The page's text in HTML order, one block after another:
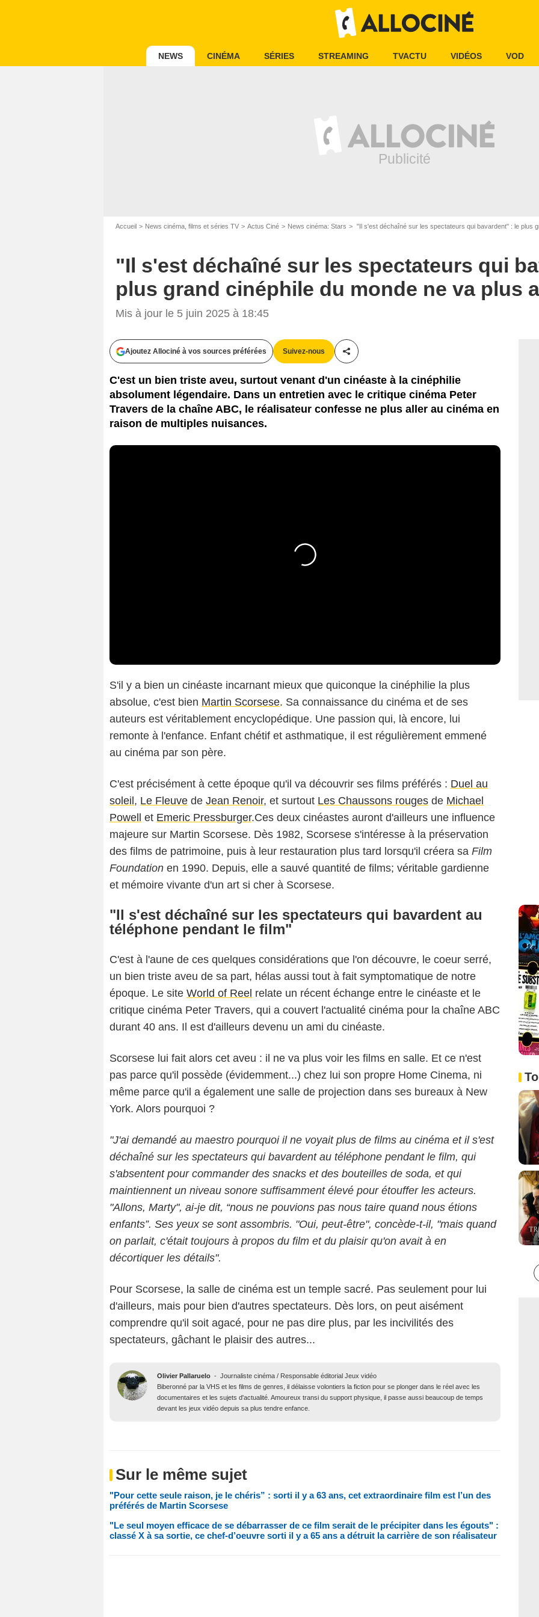
NEWS CINÉMA SÉRIES STREAMING TVACTU VIDÉOS VOD
Accueil News cinéma, films et séries TV Actus Ciné News cinéma: Stars "Il s'est déchaîné sur les spectateurs qui bavardent" : le plus
"Il s'est déchaîné sur les spectateurs qui
plus grand cinéphile du monde ne va plus
Mis à jour le 5 juin 2025 à 18:45
Ajoutez Allociné à vos sources préférées Suivez-nous
Partager cet article
C'est un bien triste aveu, surtout venant d'un cinéaste à la cinéphilie
absolument légendaire. Dans un entretien avec le critique cinéma Peter
Travers de la chaîne ABC, le réalisateur confesse ne plus aller au cinéma en
raison de multiples nuisances.
S'il y a bien un cinéaste incarnant mieux que quiconque la cinéphilie la plus
absolue, c'est bien Martin Scorsese. Sa connaissance du cinéma et de ses
auteurs est véritablement encyclopédique. Une passion qui, là encore, lui
remonte à l'enfance. Enfant chétif et asthmatique, il est régulièrement emmené
au cinéma par son père.
C'est précisément à cette époque qu'il va découvrir ses films préférés : Duel au
soleil , Le Fleuve de Jean Renoir, et surtout Les Chaussons rouges de Michael
Powell
et Emeric Pressburger.Ces deux cinéastes auront d'ailleurs une influence
majeure sur Martin Scorsese. Dès 1982, Scorsese s'intéresse à la préservation
des films de patrimoine, puis à leur restauration plus tard lorsqu'il créera sa Film
Foundation en 1990. Depuis, elle a sauvé quantité de films; véritable gardienne
et mémoire vivante d'un art si cher à Scorsese.
"Il s'est déchaîné sur les spectateurs qui bavardent au
téléphone pendant le film"
C'est à l'aune de ces quelques considérations que l'on découvre, le coeur serré,
un bien triste aveu de sa part, hélas aussi tout à fait symptomatique de notre
époque. Le site World of Reel relate un récent échange entre le cinéaste et le
critique cinéma Peter Travers, qui a couvert l'actualité cinéma pour la chaîne ABC
durant 40 ans. Il est d'ailleurs devenu un ami du cinéaste.
Scorsese lui fait alors cet aveu : il ne va plus voir les films en salle. Et ce n'est
pas parce qu'il possède (évidemment...) chez lui son propre Home Cinema, ni
même parce qu'il a également une salle de projection dans ses bureaux à New
York. Alors pourquoi ?
"J'ai demandé au maestro pourquoi il ne voyait plus de films au cinéma et il s'est
déchaîné sur les spectateurs qui bavardent au téléphone pendant le film, qui
s'absentent pour commander des snacks et des bouteilles de soda, et qui
maintiennent un niveau sonore suffisamment élevé pour étouffer les acteurs.
"Allons, Marty", ai-je dit, “nous ne pouvions pas nous taire quand nous étions
enfants”. Ses yeux se sont assombris. "Oui, peut-être", concède-t-il, "mais quand
on parlait, c'était toujours à propos du film et du plaisir qu'on avait à en
décortiquer les détails".
Pour Scorsese, la salle de cinéma est un temple sacré. Pas seulement pour lui
d'ailleurs, mais pour bien d'autres spectateurs. Dès lors, on peut aisément
comprendre qu'il soit agacé, pour ne pas dire plus, par les incivilités des
spectateurs, gâchant le plaisir des autres...
Olivier Pallaruelo - Journaliste cinéma / Responsable éditorial Jeux vidéo
Biberonné par la VHS et les films de genres, il délaisse volontiers la fiction pour se plonger dans le réel avec les
documentaires et les sujets d'actualité. Amoureux transi du support physique, il passe aussi beaucoup de temps
devant les jeux vidéo depuis sa plus tendre enfance.
Sur le même sujet
"Pour cette seule raison, je le chéris” : sorti il y a 63 ans, cet extraordinaire film est l’un des
préférés de Martin Scorsese
"Le seul moyen efficace de se débarrasser de ce film serait de le précipiter dans les égouts" :
classé X à sa sortie, ce chef-d’oeuvre sorti il y a 65 ans a détruit la carrière de son réalisateur